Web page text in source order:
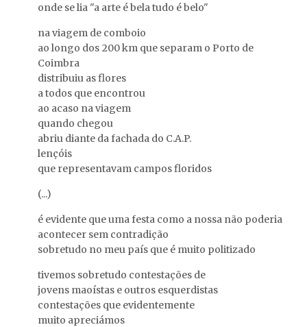
Túlia Saldanha
fotografada no adereço
de João …
Pintura de cavalete por
Albuquerque Mendes.
Jorge Peixinho.
onde se lia "a arte é bela tudo é belo"
na viagem de comboio
ao longo dos 200 km que separam o Porto de
Coimbra
distribuiu as flores
a todos que encontrou
ao acaso na viagem
quando chegou
abriu diante da fachada do C.A.P.
lençóis
que representavam campos floridos
(...)
é evidente que uma festa como a nossa não poderia
acontecer sem contradição
sobretudo no meu país que é muito politizado
tivemos sobretudo contestações de
jovens maoístas e outros esquerdistas
contestações que evidentemente
muito apreciámos